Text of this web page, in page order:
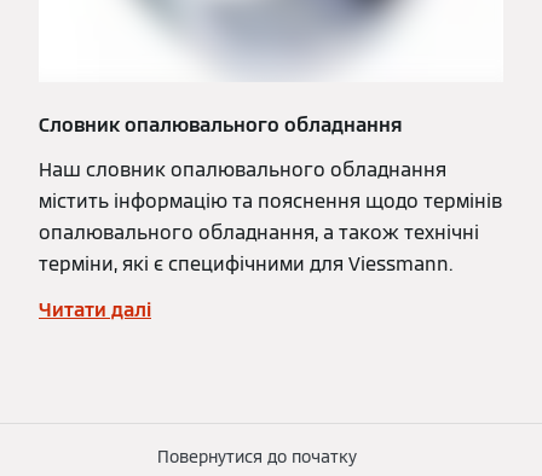
Словник опалювального обладнання
Наш словник опалювального обладнання
містить інформацію та пояснення щодо термінів
опалювального обладнання, а також технічні
терміни, які є специфічними для Viessmann.
Читати далі
Повернутися до початку